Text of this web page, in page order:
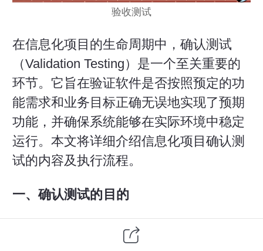
验收测试
在信息化项目的生命周期中， 确认测试
（Validation Testing）是一个至关重要的
环节。它旨在验证软件是否按照预定的功
能需求和业务目标正确无误地实现了预期
功能，并确保系统能够在实际环境中稳定
运行。本文将详细介绍信息化项目确认测
试的内容及执行流程。
一、确认测试的目的
确认测试的主要目的是检查开发的